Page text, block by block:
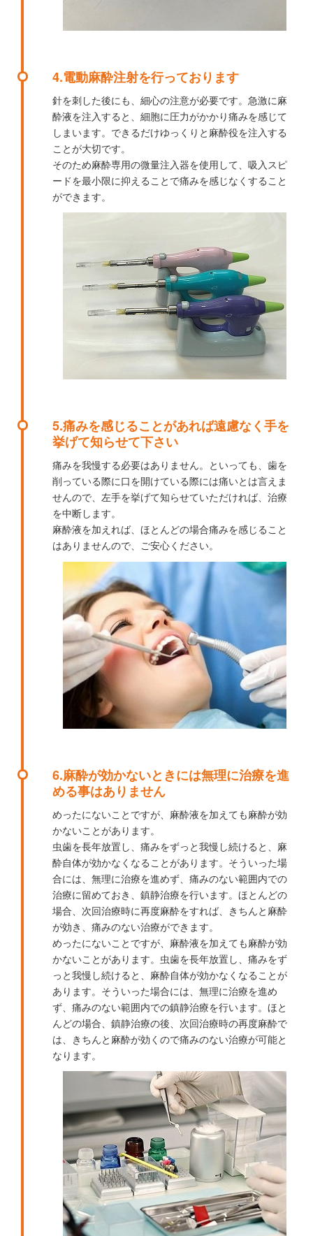
4.電動麻酔注射を行っております
針を刺した後にも、細心の注意が必要です。急激に麻
酔液を注入すると、細胞に圧力がかかり痛みを感じて
しまいます。できるだけゆっくりと麻酔役を注入する
ことが大切です。
そのため麻酔専用の微量注入器を使用して、吸入スピ
ードを最小限に抑えることで痛みを感じなくすること
ができます。
5.痛みを感じることがあれば遠慮なく手を
挙げて知らせて下さい
痛みを我慢する必要はありません。といっても、歯を
削っている際に口を開けている際には痛いとは言えま
せんので、左手を挙げて知らせていただければ、治療
を中断します。
麻酔液を加えれば、ほとんどの場合痛みを感じること
はありませんので、ご安心ください。
6.麻酔が効かないときには無理に治療を進
める事はありません
めったにないことですが、麻酔液を加えても麻酔が効
かないことがあります。
虫歯を長年放置し、痛みをずっと我慢し続けると、麻
酔自体が効かなくなることがあります。そういった場
合には、無理に治療を進めず、痛みのない範囲内での
治療に留めておき、鎮静治療を行います。ほとんどの
場合、次回治療時に再度麻酔をすれば、きちんと麻酔
が効き、痛みのない治療ができます。
めったにないことですが、麻酔液を加えても麻酔が効
かないことがあります。虫歯を長年放置し、痛みをず
っと我慢し続けると、麻酔自体が効かなくなることが
あります。そういった場合には、無理に治療を進め
ず、痛みのない範囲内での鎮静治療を行います。ほと
んどの場合、鎮静治療の後、次回治療時の再度麻酔で
は、きちんと麻酔が効くので痛みのない治療が可能と
なります。